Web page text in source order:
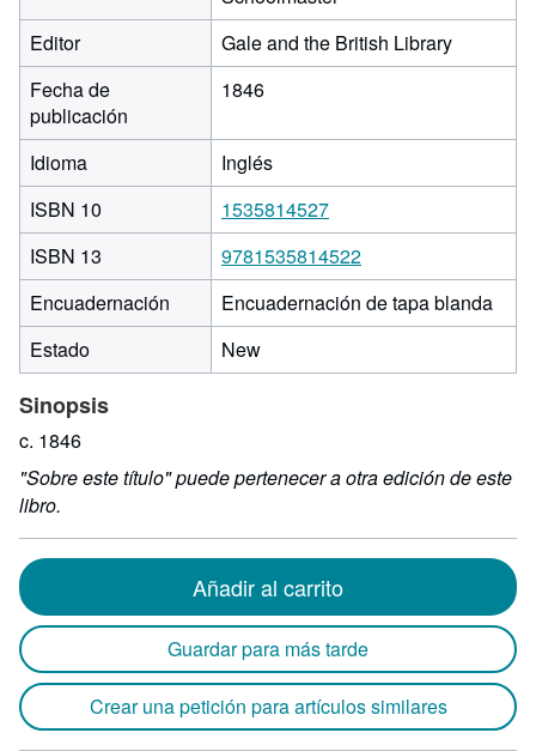
Editor
Gale and the British Library
Fecha de
publicación
1846
Idioma
Inglés
ISBN 10
1535814527
ISBN 13
9781535814522
Encuadernación
Encuadernación de tapa blanda
Estado
New
Sinopsis
c. 1846
"Sobre este título" puede pertenecer a otra edición de este
libro.
Añadir al carrito
Guardar para más tarde
Crear una petición para artículos similares